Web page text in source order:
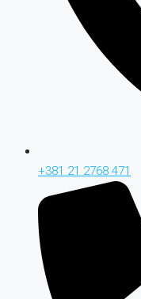
+381 21 2768 471